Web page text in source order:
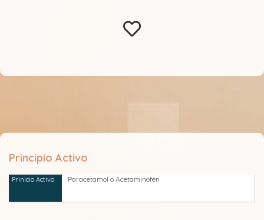
Principio Activo
Paracetamol o Acetaminofén